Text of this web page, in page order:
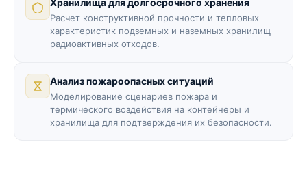
Хранилища для долгосрочного хранения
Расчет конструктивной прочности и тепловых
характеристик подземных и наземных хранилищ
радиоактивных отходов.
Анализ пожароопасных ситуаций
Моделирование сценариев пожара и
термического воздействия на контейнеры и
хранилища для подтверждения их безопасности.